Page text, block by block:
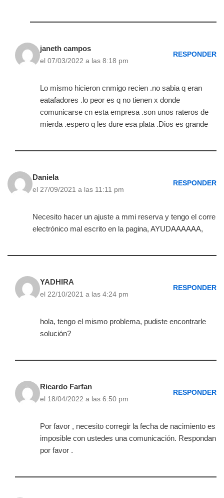
janeth campos
el 07/03/2022 a las 8:18 pm
RESPONDER
Lo mismo hicieron cnmigo recien .no sabia q eran
eatafadores .lo peor es q no tienen x donde
comunicarse cn esta empresa .son unos rateros de
mierda .espero q les dure esa plata .Dios es grande
Daniela
el 27/09/2021 a las 11:11 pm
RESPONDER
Necesito hacer un ajuste a mmi reserva y tengo el corre
electrónico mal escrito en la pagina, AYUDAAAAAA,
YADHIRA
el 22/10/2021 a las 4:24 pm
RESPONDER
hola, tengo el mismo problema, pudiste encontrarle
solución?
Ricardo Farfan
el 18/04/2022 a las 6:50 pm
RESPONDER
Por favor , necesito corregir la fecha de nacimiento es
imposible con ustedes una comunicación. Respondan
por favor .